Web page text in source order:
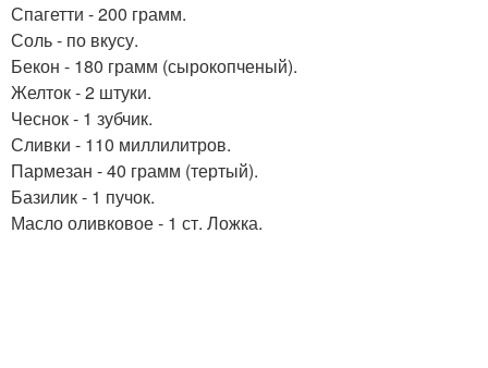
Спагетти - 200 грамм.
Соль - по вкусу.
Бекон - 180 грамм (сырокопченый).
Желток - 2 штуки.
Чеснок - 1 зубчик.
Сливки - 110 миллилитров.
Пармезан - 40 грамм (тертый).
Базилик - 1 пучок.
Масло оливковое - 1 ст. Ложка.